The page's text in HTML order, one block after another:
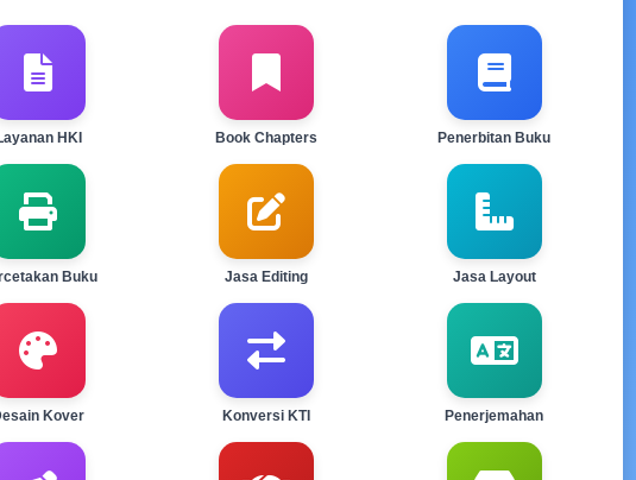
HKI Book Chapters Penerbitan Buku
Buku Jasa Editing Jasa Layout
Kover Konversi KTI Penerjemahan